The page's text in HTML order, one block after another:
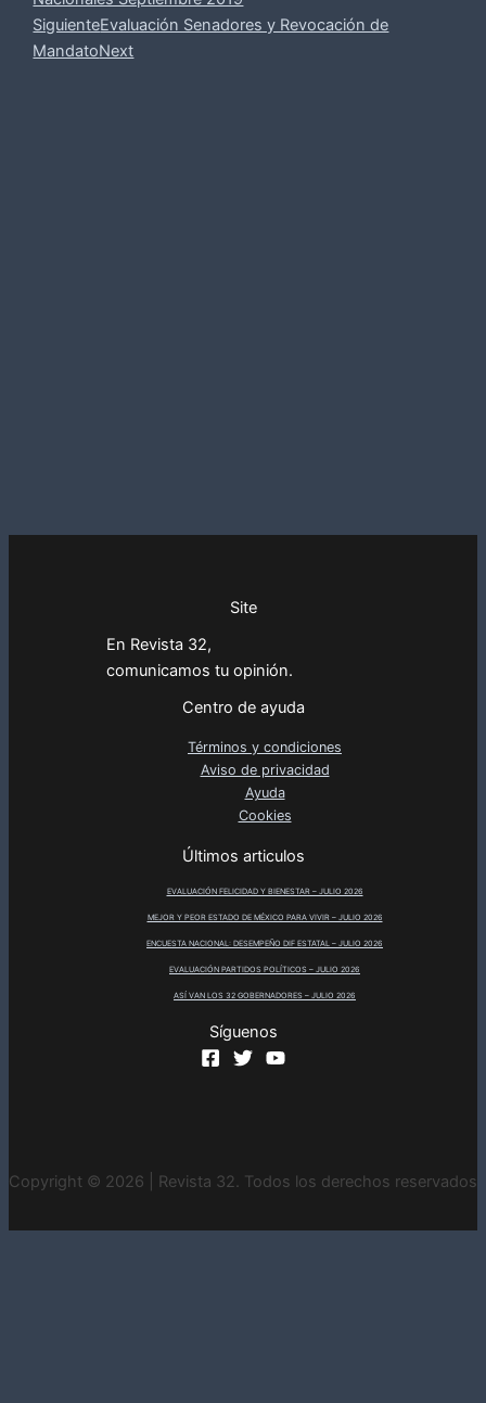
SiguienteEvaluación Senadores y Revocación de
MandatoNext
Site
En Revista 32,
comunicamos tu opinión.
Centro de ayuda
Términos y condiciones
Aviso de privacidad
Ayuda
Cookies
Últimos articulos
EVALUACIÓN FELICIDAD Y BIENESTAR – JULIO 2026
MEJOR Y PEOR ESTADO DE MÉXICO PARA VIVIR – JULIO 2026
ENCUESTA NACIONAL: DESEMPEÑO DIF ESTATAL – JULIO 2026
EVALUACIÓN PARTIDOS POLÍTICOS – JULIO 2026
ASÍ VAN LOS 32 GOBERNADORES – JULIO 2026
Síguenos
Copyright © 2026 | Revista 32. Todos los derechos reservados